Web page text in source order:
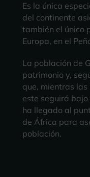
Es la única
del continente
también el único
Europa, en el
La población de
patrimonio y,
que, mientras
este seguirá
ha llegado al
de África para
población.